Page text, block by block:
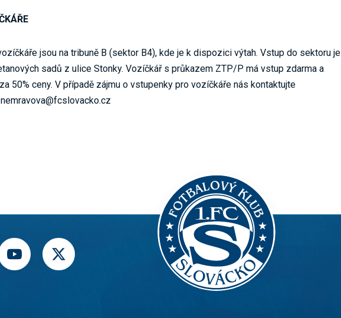
jsou na tribuně B (sektor B4), kde je k dispozici výtah. Vstup do sektoru je
sadů z ulice Stonky. Vozíčkář s průkazem ZTP/P má vstup zdarma a
50% ceny. V případě zájmu o vstupenky pro vozíčkáře nás kontaktujte